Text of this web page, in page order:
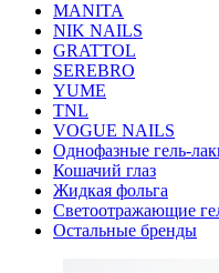
MANITA
NIK NAILS
GRATTOL
SEREBRO
YUME
TNL
VOGUE NAILS
Однофазные гель-
Кошачий глаз
Жидкая фольга
Светоотражающие
Остальные бренды